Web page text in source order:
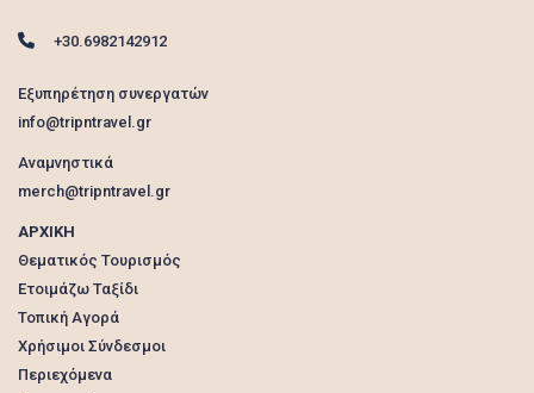
+30.6982142912
Εξυπηρέτηση συνεργατών
info@tripntravel.gr
Αναμνηστικά
merch@tripntravel.gr
ΑΡΧΙΚΗ
Θεματικός Τουρισμός
Ετοιμάζω Ταξίδι
Τοπική Αγορά
Χρήσιμοι Σύνδεσμοι
Περιεχόμενα